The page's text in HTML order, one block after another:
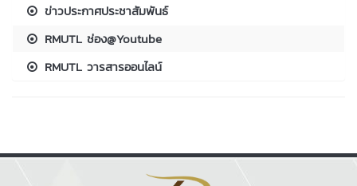
ข่าวประกาศประชาสัมพันธ์
RMUTL ช่อง@Youtube
RMUTL วารสารออนไลน์